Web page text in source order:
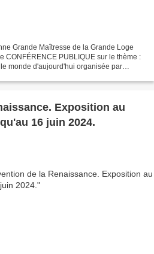
Grande Maîtresse de la Grande Loge
CONFÉRENCE PUBLIQUE sur le thème :
monde d'aujourd'hui organisée par
Exposition au
16 juin 2024.